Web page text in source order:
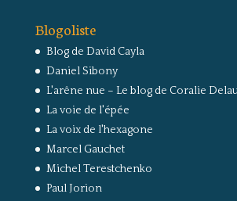
Blogoliste
Blog de David Cayla
Daniel Sibony
L'arêne nue – Le blog de Coralie
La voie de l'épée
La voix de l'hexagone
Marcel Gauchet
Michel Terestchenko
Paul Jorion